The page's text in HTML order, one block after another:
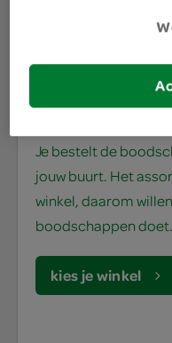
waar
Je bestelt de
jouw buurt. Het
winkel, daarom
boodschappen doet.
kies je winkel